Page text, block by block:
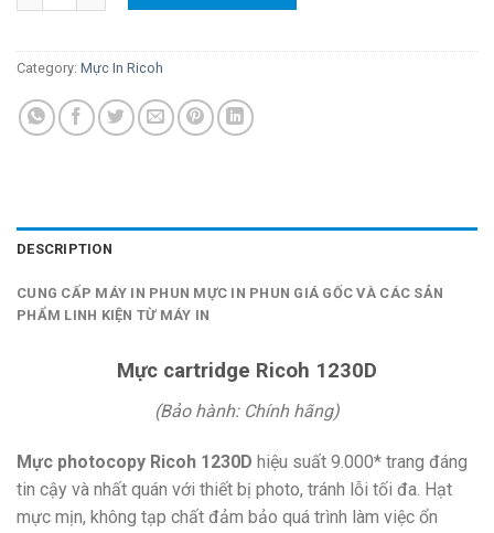
Category: Mực In Ricoh
DESCRIPTION
CUNG CẤP MÁY IN PHUN MỰC IN PHUN GIÁ GỐC VÀ CÁC SẢN
PHẨM LINH KIỆN TỪ MÁY IN
Mực cartridge Ricoh 1230D
(Bảo hành: Chính hãng)
Mực photocopy Ricoh 1230D hiệu suất 9.000* trang đáng
tin cậy và nhất quán với thiết bị photo, tránh lỗi tối đa. Hạt
mực mịn, không tạp chất đảm bảo quá trình làm việc ổn